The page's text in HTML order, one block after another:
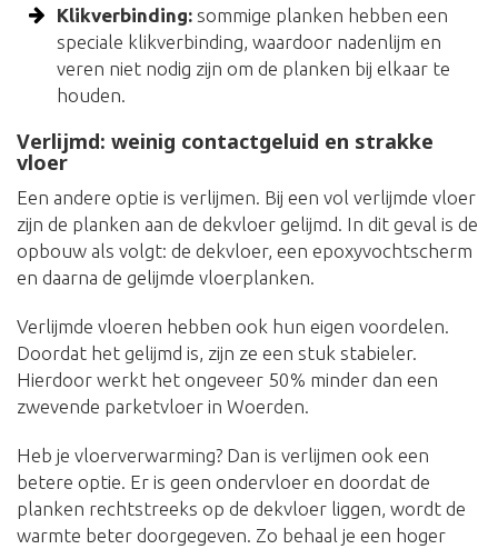
Klikverbinding: sommige planken hebben een
speciale klikverbinding, waardoor nadenlijm en
veren niet nodig zijn om de planken bij elkaar te
houden.
Verlijmd: weinig contactgeluid en strakke
vloer
Een andere optie is verlijmen. Bij een vol verlijmde vloer
zijn de planken aan de dekvloer gelijmd. In dit geval is de
opbouw als volgt: de dekvloer, een epoxyvochtscherm
en daarna de gelijmde vloerplanken.
Verlijmde vloeren hebben ook hun eigen voordelen.
Doordat het gelijmd is, zijn ze een stuk stabieler.
Hierdoor werkt het ongeveer 50% minder dan een
zwevende parketvloer in Woerden.
Heb je vloerverwarming? Dan is verlijmen ook een
betere optie. Er is geen ondervloer en doordat de
planken rechtstreeks op de dekvloer liggen, wordt de
warmte beter doorgegeven. Zo behaal je een hoger